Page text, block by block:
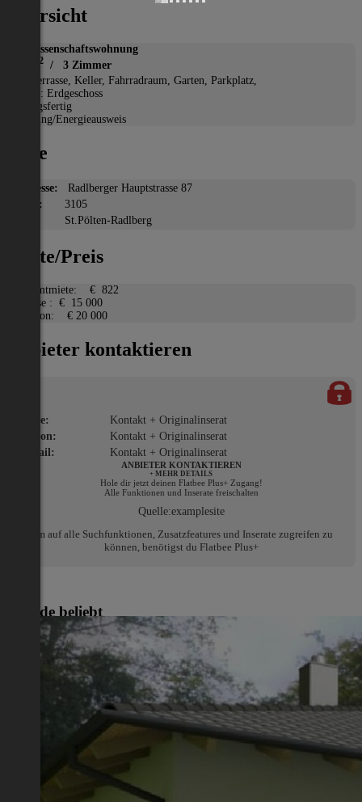
Übersicht
Genossenschaftswohnung
2 / 3 Zimmer
Terrasse, Keller, Fahrradraum, Garten, Parkplatz,
Etage: Erdgeschoss
Bezugsfertig
Heizung/Energieausweis
Lage
Adresse:
Radlberger Hauptstrasse 87
PLZ:
3105
St.Pölten-Radlberg
Miete/Preis
Gesamtmiete:
€ 822
Ablöse : € 15 000
Kaution:
€ 20 000
Anbieter kontaktieren
Name:
Kontakt + Originalinserat
Telefon:
Kontakt + Originalinserat
E-Mail:
Kontakt + Originalinserat
ANBIETER KONTAKTIEREN
+ MEHR DETAILS
Hole dir jetzt deinen Flatbee Plus+ Zugang!
Alle Funktionen und Inserate freischalten
Quelle:examplesite
Um auf alle Suchfunktionen, Zusatzfeatures und Inserate zugreifen zu
können, benötigst du Flatbee Plus+
Gerade beliebt